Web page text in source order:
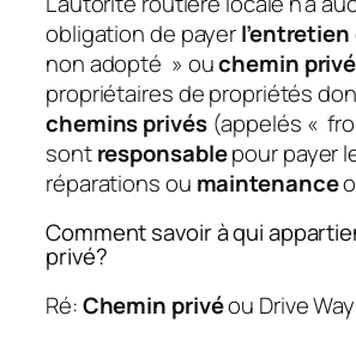
obligation de payerl’entretien
non adopté » ouchemin privé
propriétaires de propriétés
chemins privés(appelés «
sontresponsablepour payer
réparations ou maintenance
Comment savoir à qui
privé?
Ré:Chemin privéou Drive Way